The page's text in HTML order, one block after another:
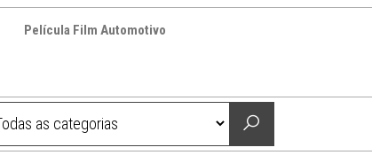
Película Film Automotivo